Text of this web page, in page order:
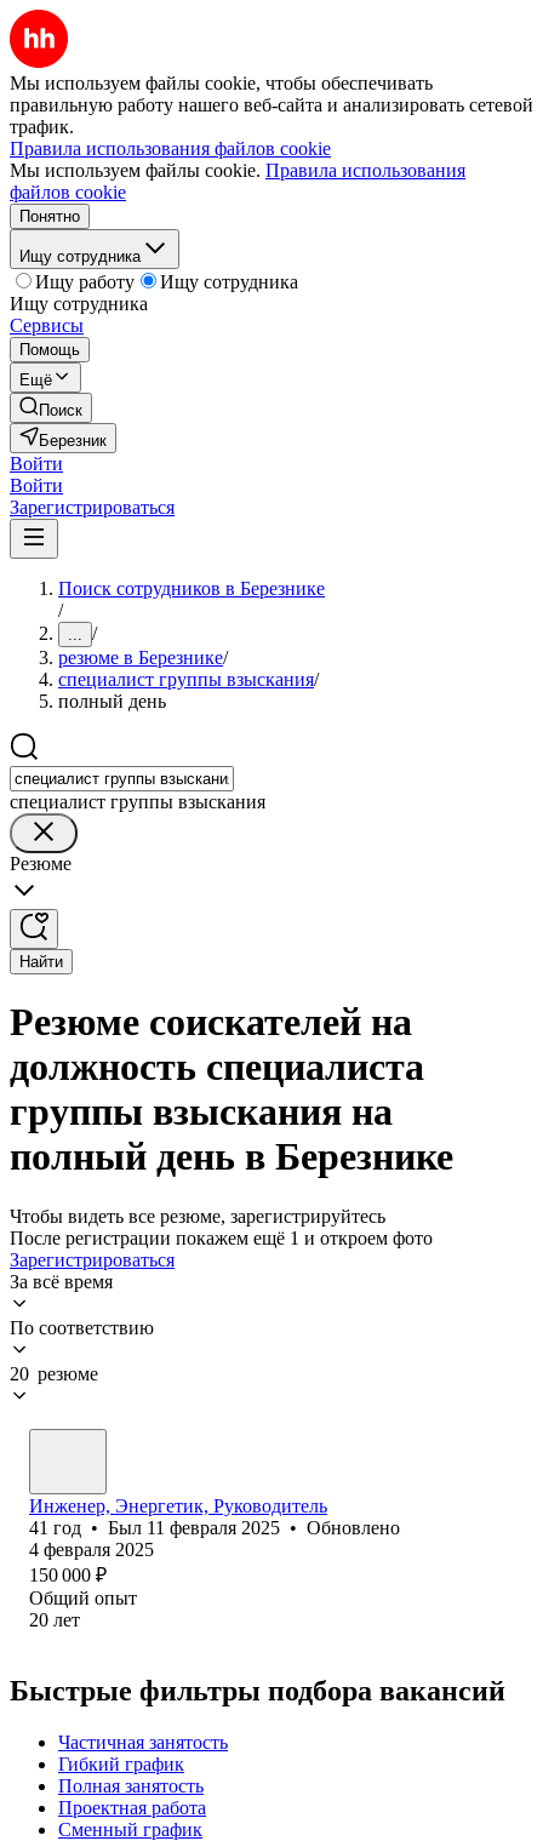
Мы используем файлы cookie, чтобы обеспечивать
правильную работу нашего веб-сайта и анализировать сетевой
трафик.
Правила использования файлов cookie
Мы используем файлы cookie. Правила использования
файлов cookie
Понятно
Ищу сотрудника
Ищу работу
Ищу сотрудника
Ищу сотрудника
Сервисы
Помощь
Ещё
Поиск
Березник
Войти
Войти
Зарегистрироваться
Поиск сотрудников в Березнике
/
... /
резюме в Березнике/
специалист группы взыскания/
полный день
специалист группы взыскания
Резюме
Найти
Резюме соискателей на
должность специалиста
группы взыскания на
полный день в Березнике
Чтобы видеть все резюме, зарегистрируйтесь
После регистрации покажем ещё 1 и откроем фото
Зарегистрироваться
За всё время
По соответствию
20 резюме
Инженер, Энергетик, Руководитель
41 год • Был 11 февраля 2025 • Обновлено
4 февраля 2025
150 000 ₽
Общий опыт
20 лет
Быстрые фильтры подбора вакансий
Частичная занятость
Гибкий график
Полная занятость
Проектная работа
Сменный график